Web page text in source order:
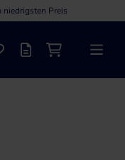
niedrigsten Preis
AngebotslisteMenü